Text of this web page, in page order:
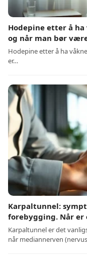
Hodepine etter å
og når man bør
Hodepine etter å ha
er…
Karpaltunnel:
forebygging. Når er
Karpaltunnel er det
når mediannerven